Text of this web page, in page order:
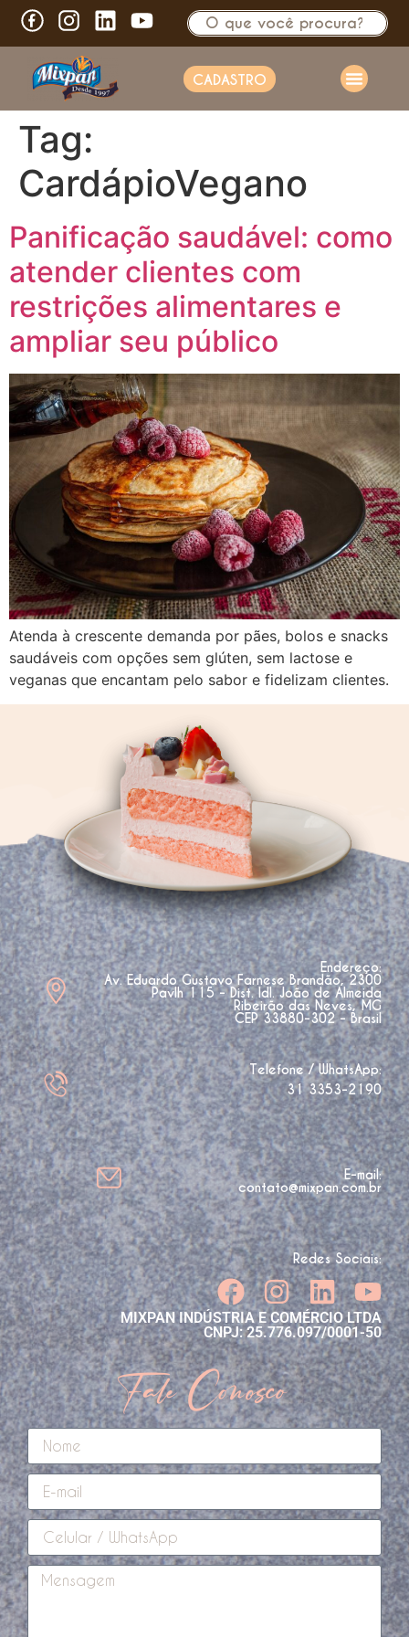
CADASTRO
Tag:
CardápioVegano
Panificação saudável: como
atender clientes com
restrições alimentares e
ampliar seu público
Atenda à crescente demanda por pães, bolos e snacks
saudáveis com opções sem glúten, sem lactose e
veganas que encantam pelo sabor e fidelizam clientes.
Endereço:
Av. Eduardo Gustavo Farnese Brandão, 2300
Pavlh 115 - Dist. Idl. João de Almeida
Ribeirão das Neves, MG
CEP 33880-302 - Brasil
Telefone / WhatsApp:
31 3353-2190
E-mail:
contato@mixpan.com.br
Redes Sociais:
MIXPAN INDÚSTRIA E COMÉRCIO LTDA
CNPJ: 25.776.097/0001-50
Fale Conosco